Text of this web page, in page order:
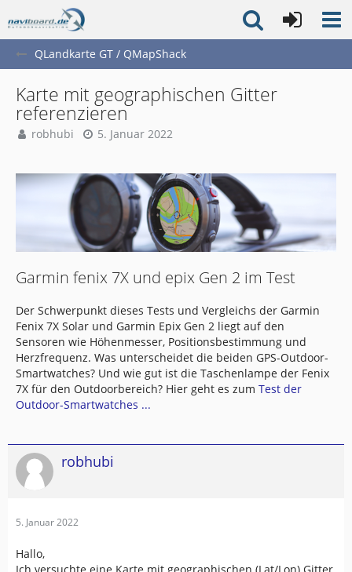
QLandkarte GT / QMapShack
Karte mit geographischen Gitter
referenzieren
robhubi 5. Januar 2022
Garmin fenix 7X und epix Gen 2 im Test
Der Schwerpunkt dieses Tests und Vergleichs der Garmin
Fenix 7X Solar und Garmin Epix Gen 2 liegt auf den
Sensoren wie Höhenmesser, Positionsbestimmung und
Herzfrequenz. Was unterscheidet die beiden GPS-Outdoor-
Smartwatches? Und wie gut ist die Taschenlampe der Fenix
7X für den Outdoorbereich? Hier geht es zum Test der
Outdoor-Smartwatches ...
robhubi
5. Januar 2022
Hallo,